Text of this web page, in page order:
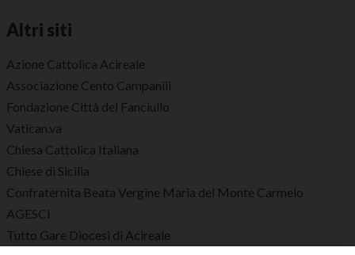
Altri siti
Azione Cattolica Acireale
Associazione Cento Campanili
Fondazione Città del Fanciullo
Vatican.va
Chiesa Cattolica Italiana
Chiese di Sicilia
Confraternita Beata Vergine Maria del Monte Carmelo
AGESCI
Tutto Gare Diocesi di Acireale